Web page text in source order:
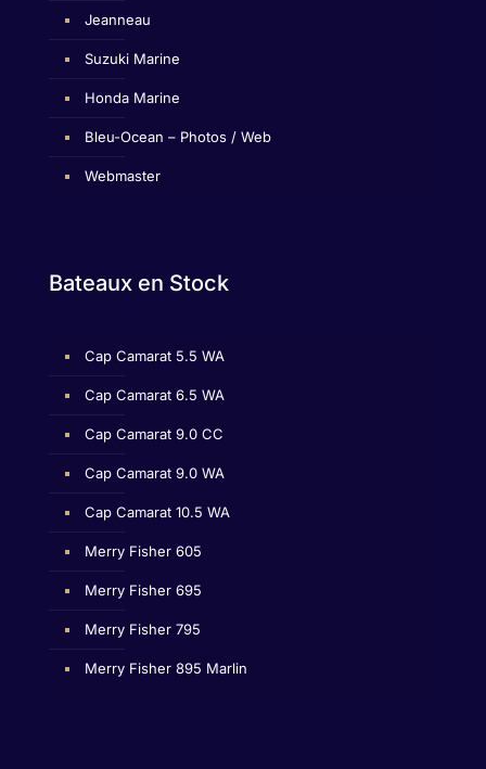
Jeanneau
Suzuki Marine
Honda Marine
Bleu-Ocean – Photos / Web
Webmaster
Bateaux en Stock
Cap Camarat 5.5 WA
Cap Camarat 6.5 WA
Cap Camarat 9.0 CC
Cap Camarat 9.0 WA
Cap Camarat 10.5 WA
Merry Fisher 605
Merry Fisher 695
Merry Fisher 795
Merry Fisher 895 Marlin